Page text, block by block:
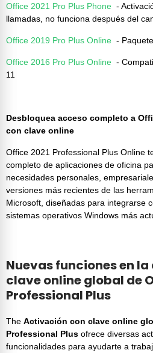
Office 2021 Pro Plus Phone -
llamadas, no funciona después del
Office 2019 Pro Plus Online -
Office 2016 Pro Plus Online -
11
Desbloquea acceso completo a
con clave online
Office 2021 Professional Plus Online
completo de aplicaciones de oficina
necesidades personales,
versiones más recientes de las
Microsoft, diseñadas para integrarse
sistemas operativos Windows más
Nuevas funciones en
clave online global de
Professional Plus
The Activación con clave online
Professional Plus ofrece diversas
funcionalidades para ayudarte a